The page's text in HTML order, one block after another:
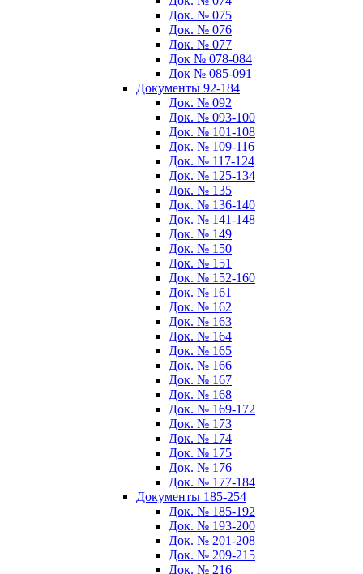
Док. № 075
Док. № 076
Док. № 077
Док № 078-084
Док № 085-091
Документы 92-184
Док. № 092
Док. № 093-100
Док. № 101-108
Док. № 109-116
Док. № 117-124
Док. № 125-134
Док. № 135
Док. № 136-140
Док. № 141-148
Док. № 149
Док. № 150
Док. № 151
Док. № 152-160
Док. № 161
Док. № 162
Док. № 163
Док. № 164
Док. № 165
Док. № 166
Док. № 167
Док. № 168
Док. № 169-172
Док. № 173
Док. № 174
Док. № 175
Док. № 176
Док. № 177-184
Документы 185-254
Док. № 185-192
Док. № 193-200
Док. № 201-208
Док. № 209-215
Док. № 216